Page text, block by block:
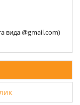
вида @gmail.com)